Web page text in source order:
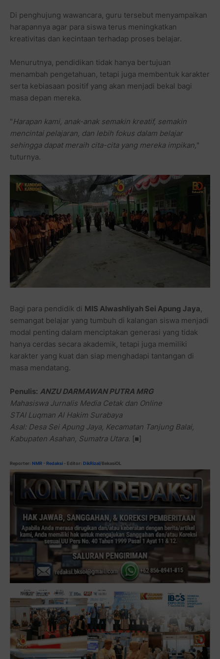
Di penghujung wawancara, guru tersebut menyampaikan
harapannya agar para siswa terus meningkatkan
kreativitas dan kecintaan terhadap proses belajar.
Menurutnya, pendidikan tidak hanya bertujuan
menambah pengetahuan, tetapi juga membentuk karakter
serta kebiasaan positif yang akan menjadi bekal bagi
masa depan mereka.
"Harapan kami, anak-anak semakin kreatif, semakin
mencintai pelajaran, dan lebih fokus dalam belajar
sehingga dapat meraih cita-cita yang mereka impikan,"
tuturnya.
Bagi para pendidik di MIS Alwashliyah Sei Apung Jaya,
semangat belajar yang tumbuh di kalangan siswa menjadi
modal penting dalam menciptakan generasi yang tidak
hanya cerdas secara akademik, tetapi juga memiliki
karakter yang kuat dan siap menghadapi tantangan di
masa mendatang.
Penulis: ANZU DARMAWAN PUTRA MRG
Mahasiswa Jurnalis Media Cetak dan Online
STAI Luqman Al Hakim Surabaya
Asal: Desa Sei Apung Jaya, Kecamatan Tanjung Balai,
Kabupaten Asahan, Sumatra Utara. [■]
Reporter: NMR - Redaksi - Editor: DikRizal/BekasiOL